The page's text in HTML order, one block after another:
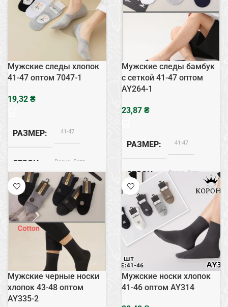
Мужские следы хлопок
41-47 оптом 7047-1
₴
РАЗМЕР 41-47
СЕЗОН Весна, Лето
СОСТАВ Хлопок
ТИП Следы
Мужские следы бамбук
с сеткой 41-47 оптом
AY264-1
₴
РАЗМЕР 41-47
СЕЗОН Весна, Лето
СОСТАВ Хлопок
ТИП Следы
Мужские черные носки
хлопок 43-48 оптом
AY335-2
Мужские носки хлопок
41-46 оптом AY314